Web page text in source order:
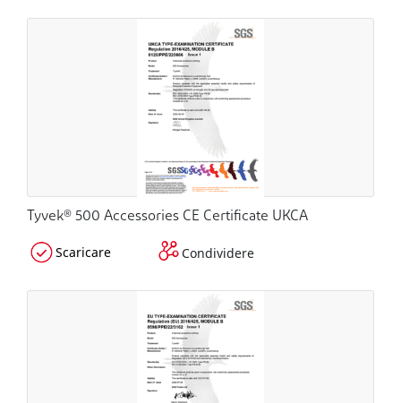
Tyvek® 500 Accessories CE Certificate UKCA
Scaricare Condividere